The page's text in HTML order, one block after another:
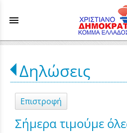
menu
Δηλώσεις
Επιστροφή
Σήμερα τιμούμε